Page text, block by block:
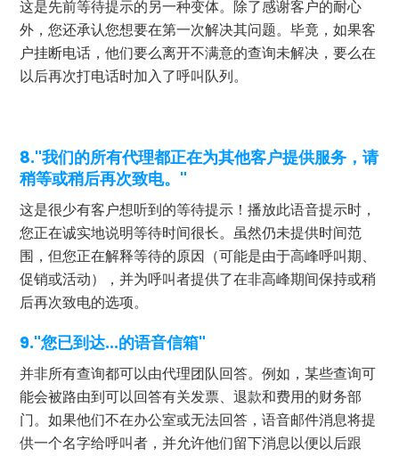
这是先前等待提示的另一种变体。除了感谢客户的耐心
外，您还承认您想要在第一次解决其问题。毕竟，如果客
户挂断电话，他们要么离开不满意的查询未解决，要么在
以后再次打电话时加入了呼叫队列。
8."我们的所有代理都正在为其他客户提供服务，请
稍等或稍后再次致电。"
这是很少有客户想听到的等待提示！播放此语音提示时，
您正在诚实地说明等待时间很长。虽然仍未提供时间范
围，但您正在解释等待的原因（可能是由于高峰呼叫期、
促销或活动），并为呼叫者提供了在非高峰期间保持或稍
后再次致电的选项。
9."您已到达...的语音信箱"
并非所有查询都可以由代理团队回答。例如，某些查询可
能会被路由到可以回答有关发票、退款和费用的财务部
门。如果他们不在办公室或无法回答，语音邮件消息将提
供一个名字给呼叫者，并允许他们留下消息以便以后跟